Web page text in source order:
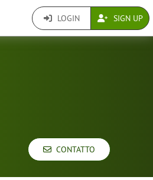
LOGIN SIGN UP
CONTATTO